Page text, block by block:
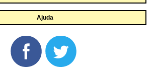
Ajuda